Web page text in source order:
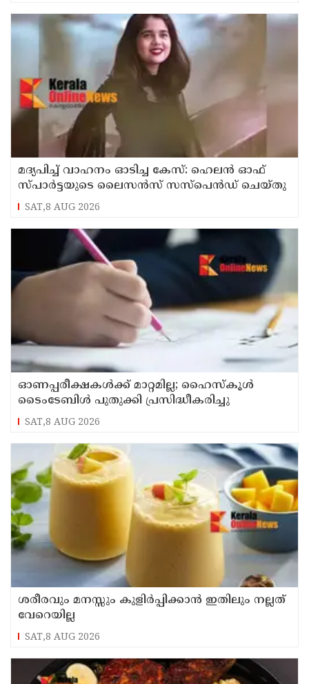
മദ്യപിച്ച് വാഹനം ഓടിച്ച കേസ്: ഹെലൻ ഓഫ്
സ്പാർട്ടയുടെ ലൈസൻസ് സസ്പെൻഡ് ചെയ്തു
SAT,8 AUG 2026
ഓണപ്പരീക്ഷകള്‍ക്ക് മാറ്റമില്ല; ഹൈസ്കൂള്‍
ടൈംടേബിള്‍ പുതുക്കി പ്രസിദ്ധീകരിച്ചു
SAT,8 AUG 2026
ശരീരവും മനസ്സും കുളിർപ്പിക്കാൻ ഇതിലും നല്ലത്
വേറെയില്ല
SAT,8 AUG 2026